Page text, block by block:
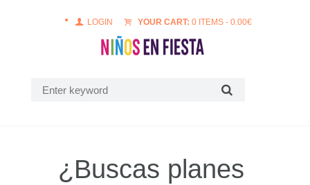
LOGIN YOUR CART: 0 ITEMS - 0.00€
¿Buscas planes